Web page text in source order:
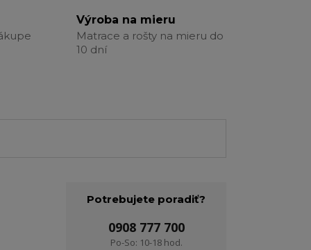
Výroba na mieru
Matrace a rošty na mieru do
10 dní
Potrebujete poradiť?
0908 777 700
Po-So: 10-18 hod.